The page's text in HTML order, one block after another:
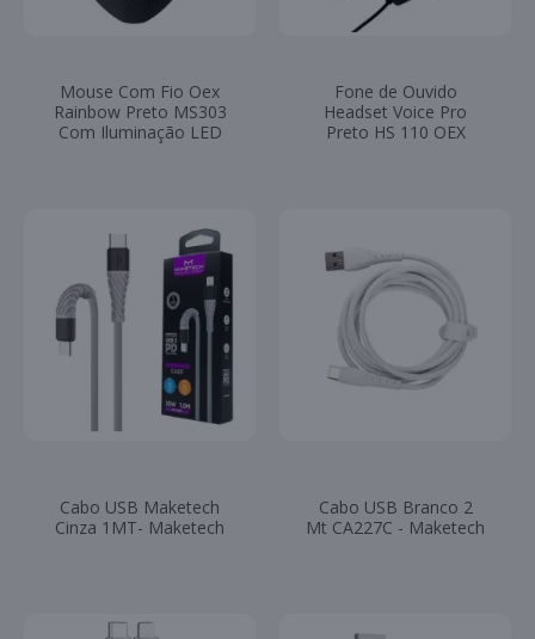
Mouse Com Fio Oex
Rainbow Preto MS303
Com Iluminação LED
Fone de Ouvido
Headset Voice Pro
Preto HS 110 OEX
Cabo USB Maketech
Cinza 1MT- Maketech
Cabo USB Branco 2
Mt CA227C - Maketech